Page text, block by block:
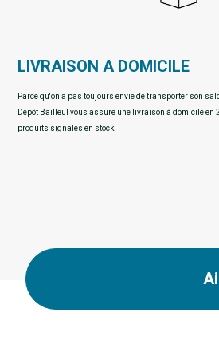
LIVRAISON A DOMICILE
Parce qu'on a pas toujours envie de transporter son
Dépôt Bailleul vous assure une livraison à domicile en
produits signalés en stock.